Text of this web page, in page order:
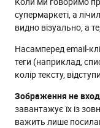
супермаркеті, а
видно візуально, а
Насамперед email-
теги (наприклад,
колір тексту,
Зображення не
завантажує їх із
важить лише